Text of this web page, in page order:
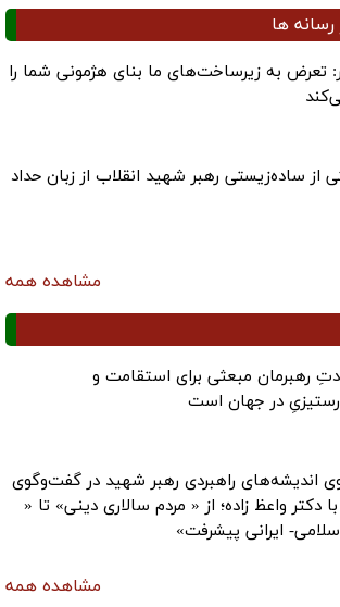
ها
تعرض به زیرساخت‌های ما بنای هژمونی شما را
از ساده‌زیستی رهبر شهید انقلاب از زبان حداد
مشاهده همه
رهبرمان مبعثی برای استقامت و
در جهان است
اندیشه‌های راهبردی رهبر شهید در گفت‌وگوی
دکتر واعظ زاده؛ از « مردم سالاری دینی» تا «
ایرانی پیشرفت»
مشاهده همه